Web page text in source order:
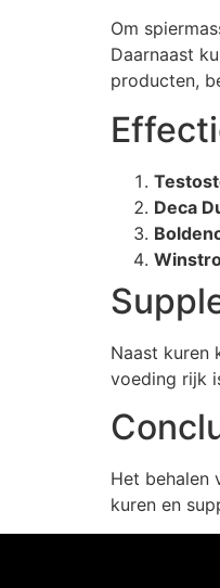
Om
Daarnaast
producten,
Deca
Naast kuren
voeding rijk
Het behalen
kuren en